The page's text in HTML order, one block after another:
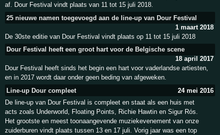
af. Dour Festival vindt plaats van 11 tot 15 juli 2018.
25 nieuwe namen toegevoegd aan de line-up van Dour Festival
1 maart 2018
De 30ste editie van Dour Festival vindt plaats op 11 tot 15 juli 2018
Dour Festival heeft een groot hart voor de Belgische scene
18 april 2017
Dour Festival heeft sinds het begin een hart voor vaderlandse artiesten,
en in 2017 wordt daar onder geen beding van afgeweken.
Line-up Dour compleet
24 mei 2016
De line-up van Dour Festival is compleet en staat als een huis met
acts zoals Underworld, Floating Points, Richie Hawtin en Sigur Rós.
Het grootste en meest toonaangevende muziekevenement van onze
zuiderburen vindt plaats tussen 13 en 17 juli. Vorig jaar was een top